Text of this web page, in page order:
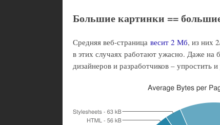
Большие картинки ==
Средняя веб-страница весит 2 Мб, из них
в этих случаях работают ужасно. Даже на
дизайнеров и разработчиков – упростить